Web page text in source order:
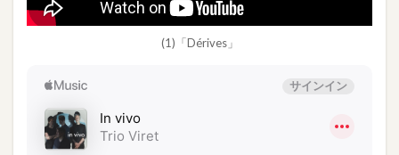
(1)「Dérives」